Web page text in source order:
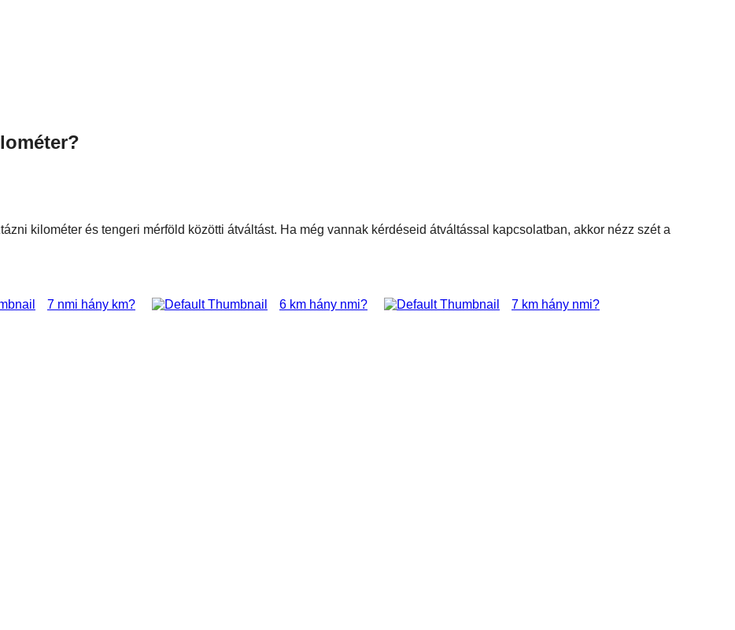
kilométer és tengeri mérföld közötti átváltást. Ha még vannak kérdéseid átváltással kapcsolatban, akkor nézz szét a
7 nmi hány km? 6 km hány nmi? 7 km hány nmi?